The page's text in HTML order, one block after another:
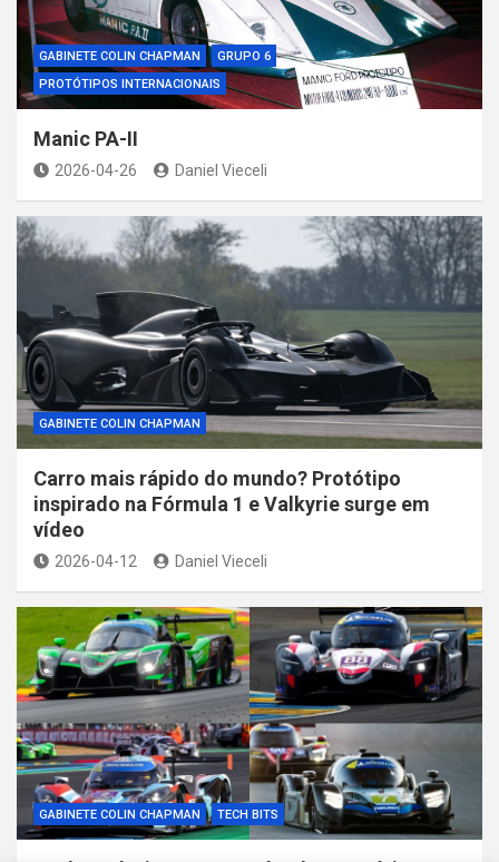
GABINETE COLIN CHAPMAN
GRUPO 6
PROTÓTIPOS INTERNACIONAIS
Manic PA-II
2026-04-26 Daniel Vieceli
GABINETE COLIN CHAPMAN
Carro mais rápido do mundo? Protótipo
inspirado na Fórmula 1 e Valkyrie surge em
vídeo
2026-04-12 Daniel Vieceli
GABINETE COLIN CHAPMAN TECH BITS